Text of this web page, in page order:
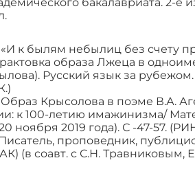
«И к былям небылиц без счету
образа Лжеца в
Русский язык за
Крысолова в поэме В.А.
к 100-летию имажинизма/
ноября 2019 года). С -47-57.
Писатель, проповедник,
(в соавт. с С.Н. Травниковым,